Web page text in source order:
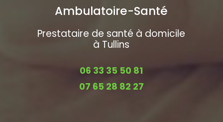
Ambulatoire-Santé
Prestataire de santé à domicile
à Tullins
06 33 35 50 81
07 65 28 82 27